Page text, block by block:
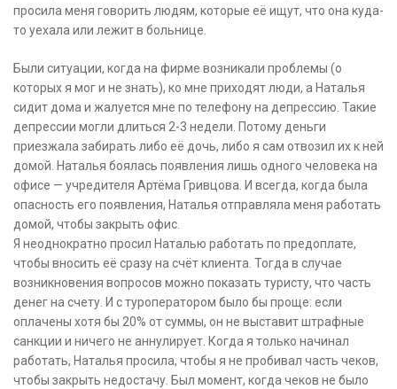
просила меня говорить людям, которые её ищут, что она куда-
то уехала или лежит в больнице.
Были ситуации, когда на фирме возникали проблемы (о
которых я мог и не знать), ко мне приходят люди, а Наталья
сидит дома и жалуется мне по телефону на депрессию. Такие
депрессии могли длиться 2-3 недели. Потому деньги
приезжала забирать либо её дочь, либо я сам отвозил их к ней
домой. Наталья боялась появления лишь одного человека на
офисе — учредителя Артёма Гривцова. И всегда, когда была
опасность его появления, Наталья отправляла меня работать
домой, чтобы закрыть офис.
Я неоднократно просил Наталью работать по предоплате,
чтобы вносить её сразу на счёт клиента. Тогда в случае
возникновения вопросов можно показать туристу, что часть
денег на счету. И с туроператором было бы проще: если
оплачены хотя бы 20% от суммы, он не выставит штрафные
санкции и ничего не аннулирует. Когда я только начинал
работать, Наталья просила, чтобы я не пробивал часть чеков,
чтобы закрыть недостачу. Был момент, когда чеков не было